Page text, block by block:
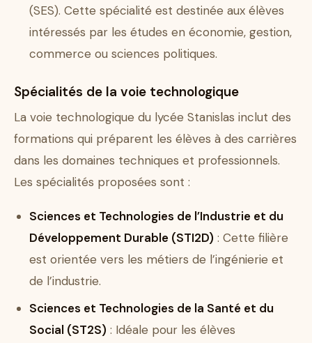
(SES). Cette spécialité est destinée aux élèves
intéressés par les études en économie, gestion,
commerce ou sciences politiques.
Spécialités de la voie technologique
La voie technologique du lycée Stanislas inclut des
formations qui préparent les élèves à des carrières
dans les domaines techniques et professionnels.
Les spécialités proposées sont :
Sciences et Technologies de l’Industrie et du
Développement Durable (STI2D) : Cette filière
est orientée vers les métiers de l’ingénierie et
de l’industrie.
Sciences et Technologies de la Santé et du
Social (ST2S) : Idéale pour les élèves